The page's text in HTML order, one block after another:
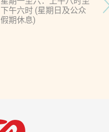
下午六时 (星期日及公众
假期休息)